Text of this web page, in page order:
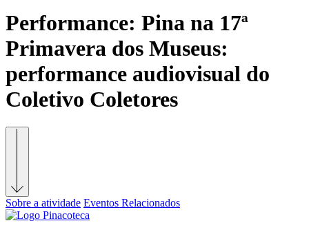
Performance: Pina na 17ª
Primavera dos Museus:
performance audiovisual do
Coletivo Coletores
Sobre a atividade Eventos Relacionados